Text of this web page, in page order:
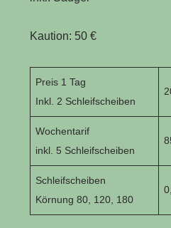
Kaution: 50 €
Preis 1 Tag
Inkl. 2 Schleifscheiben
Wochentarif
inkl. 5 Schleifscheiben
Schleifscheiben
Körnung 80, 120, 180